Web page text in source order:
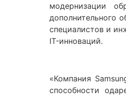
модернизации
дополнительного
специалистов и
IT-инноваций.
«Компания
способности